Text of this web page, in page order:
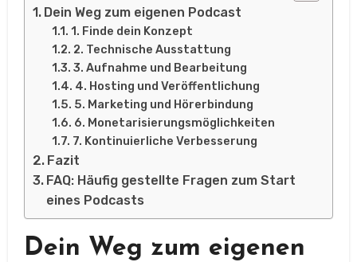
Dein Weg zum eigenen Podcast
1. Finde dein Konzept
2. Technische Ausstattung
3. Aufnahme und Bearbeitung
4. Hosting und Veröffentlichung
5. Marketing und Hörerbindung
6. Monetarisierungsmöglichkeiten
7. Kontinuierliche Verbesserung
Fazit
FAQ: Häufig gestellte Fragen zum Start
eines Podcasts
Dein Weg zum eigenen